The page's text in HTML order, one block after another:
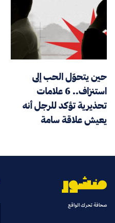
حين يتحوّل الحب إلى
استنزاف.. 6 علامات
تحذيرية تؤكد للرجل أنه
يعيش علاقة سامة
صحافة تحرك الواقع